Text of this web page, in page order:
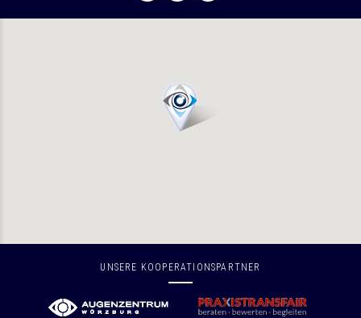
UNSERE KOOPERATIONSPARTNER